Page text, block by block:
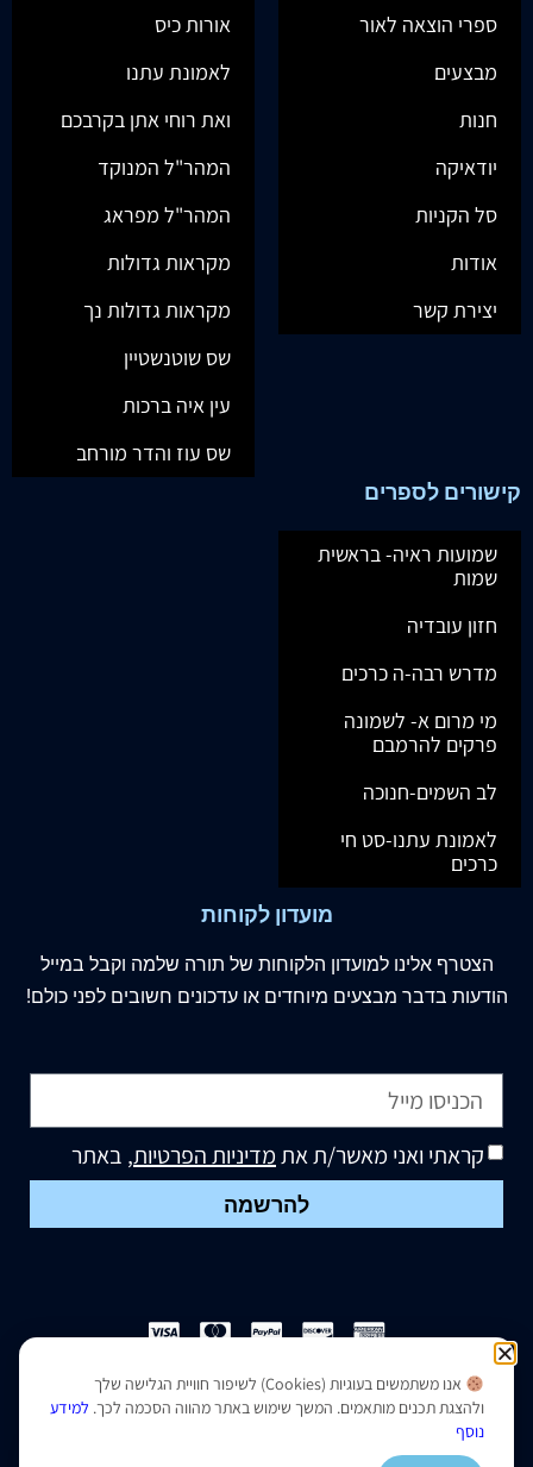
ספרי הוצאה לאור
מבצעים
חנות
יודאיקה
סל הקניות
אודות
יצירת קשר
אורות כיס
לאמונת עתנו
ואת רוחי אתן בקרבכם
המהר"ל המנוקד
המהר"ל מפראג
מקראות גדולות
מקראות גדולות נך
שס שוטנשטיין
עין איה ברכות
שס עוז והדר מורחב
קישורים לספרים
שמועות ראיה- בראשית
שמות
חזון עובדיה
מדרש רבה-ה כרכים
מי מרום א- לשמונה
פרקים להרמבם
לב השמים-חנוכה
לאמונת עתנו-סט חי
כרכים
מועדון לקוחות
הצטרף אלינו למועדון הלקוחות של תורה שלמה וקבל במייל
הודעות בדבר מבצעים מיוחדים או עדכונים חשובים לפני כולם!
קראתי ואני מאשר/ת אתמדיניות הפרטיות, באתר
להרשמה
הצהרת נגישות|מדיניות פרטיות
אנו משתמשים בעוגיות (Cookies) לשיפור חוויית הגלישה שלך
ולהצגת תכנים מותאמים. המשך שימוש באתר מהווה הסכמה לכך. למידע
נוסף